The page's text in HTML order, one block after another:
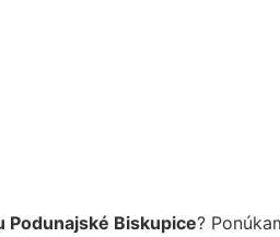
Podunajské Biskupice?